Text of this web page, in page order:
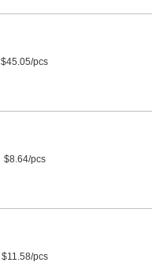
$45.05/pcs
$8.64/pcs
$11.58/pcs